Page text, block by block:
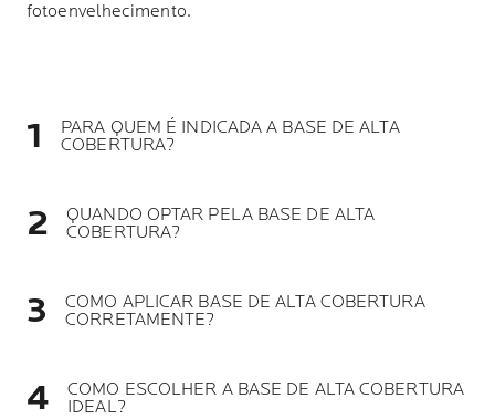
fotoenvelhecimento.
PARA QUEM É INDICADA A BASE DE ALTA
COBERTURA?
QUANDO OPTAR PELA BASE DE ALTA
COBERTURA?
COMO APLICAR BASE DE ALTA COBERTURA
CORRETAMENTE?
COMO ESCOLHER A BASE DE ALTA COBERTURA
IDEAL?